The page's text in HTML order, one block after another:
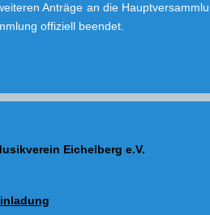
Anträge an die
offiziell beendet.
Eichelberg e.V.